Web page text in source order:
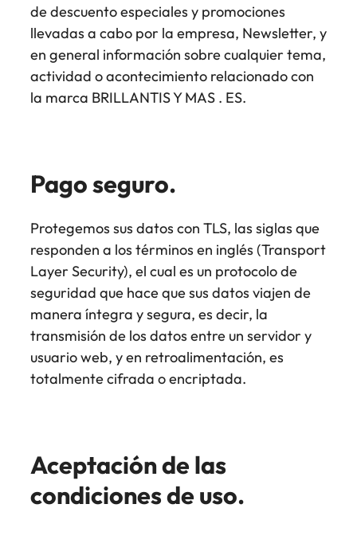
de descuento especiales y promociones
llevadas a cabo por la empresa, Newsletter, y
en general información sobre cualquier tema,
actividad o acontecimiento relacionado con
la marca BRILLANTIS Y MAS . ES.
Pago seguro.
Protegemos sus datos con TLS, las siglas que
responden a los términos en inglés (Transport
Layer Security), el cual es un protocolo de
seguridad que hace que sus datos viajen de
manera íntegra y segura, es decir, la
transmisión de los datos entre un servidor y
usuario web, y en retroalimentación, es
totalmente cifrada o encriptada.
Aceptación de las
condiciones de uso.